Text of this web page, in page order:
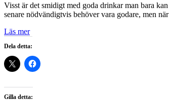
Visst är det smidigt med goda drinkar man bara
senare nödvändigtvis behöver vara godare, men
Läs mer
Dela detta:
Gilla detta: